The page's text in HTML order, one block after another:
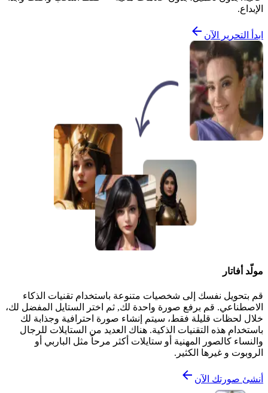
الإبداع.
ابدأ التحرير الآن
مولّد أفاتار
قم بتحويل نفسك إلى شخصيات متنوعة باستخدام تقنيات الذكاء
الاصطناعي. قم برفع صورة واحدة لك, ثم اختر الستايل المفضل لك،
خلال لحظات قليلة فقط، سيتم إنشاء صورة احترافية وجذابة لك
باستخدام هذه التقنيات الذكية. هناك العديد من الستايلات للرجال
والنساء كالصور المهنية أو ستايلات أكثر مرحاً مثل الباربي أو
الروبوت و غيرها الكثير.
أنشئ صورتك الآن